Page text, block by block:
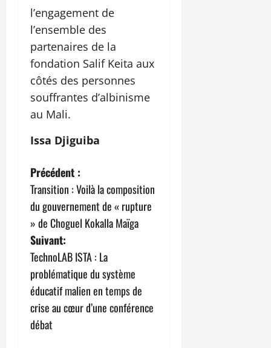
l’engagement de
l’ensemble des
partenaires de la
fondation Salif Keita aux
côtés des personnes
souffrantes d’albinisme
au Mali.
Issa Djiguiba
N
a
v
i
g
a
t
Précédent :
Transition : Voilà la composition
du gouvernement de « rupture
» de Choguel Kokalla Maïga
Suivant:
TechnoLAB ISTA : La
problématique du système
éducatif malien en temps de
crise au cœur d’une conférence
débat